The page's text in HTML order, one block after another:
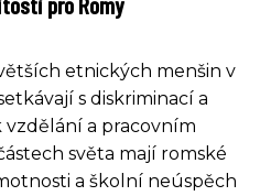
etnických menšin v
s diskriminací a
a pracovním
světa mají romské
a školní neúspěch